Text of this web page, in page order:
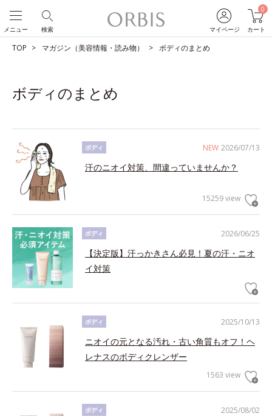
マイページ
0
カート
検索
メニュー
TOP マガジン（美容情報・読み物） ボディのまとめ
ボディのまとめ
NEW 2026/07/13
ボディ
汗のニオイ対策、間違っていませんか？
15259 view
2026/06/25
ボディ
【決定版】汗っかきさん必見！夏の汗・ニオ
イ対策
2025/10/13
ボディ
ニオイの元となる汚れ・古い角質もオフ！ヘ
レナスのボディクレンザー
1563 view
2025/08/02
ボディ